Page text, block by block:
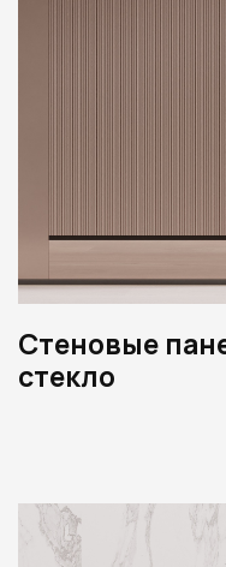
Стеновые
стекло